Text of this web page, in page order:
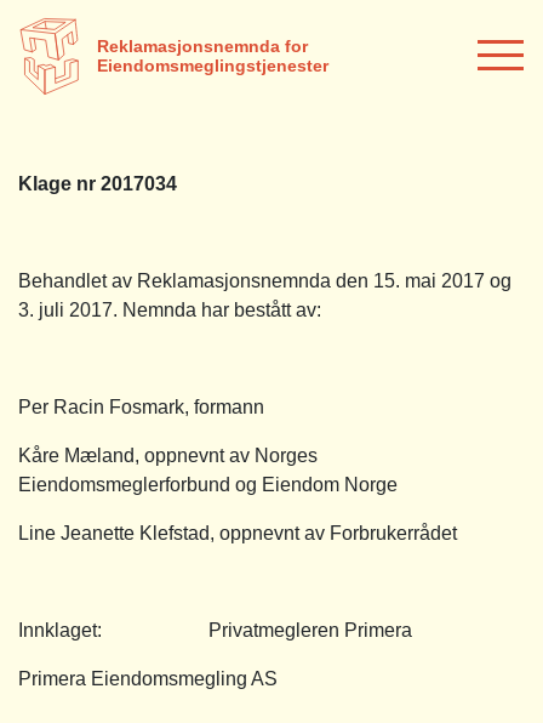
Reklamasjonsnemnda for
Eiendomsmeglingstjenester
Klage nr 2017034
Behandlet av Reklamasjonsnemnda den 15. mai 2017 og
3. juli 2017. Nemnda har bestått av:
Per Racin Fosmark, formann
Kåre Mæland, oppnevnt av Norges
Eiendomsmeglerforbund og Eiendom Norge
Line Jeanette Klefstad, oppnevnt av Forbrukerrådet
Innklaget: Privatmegleren Primera
Primera Eiendomsmegling AS